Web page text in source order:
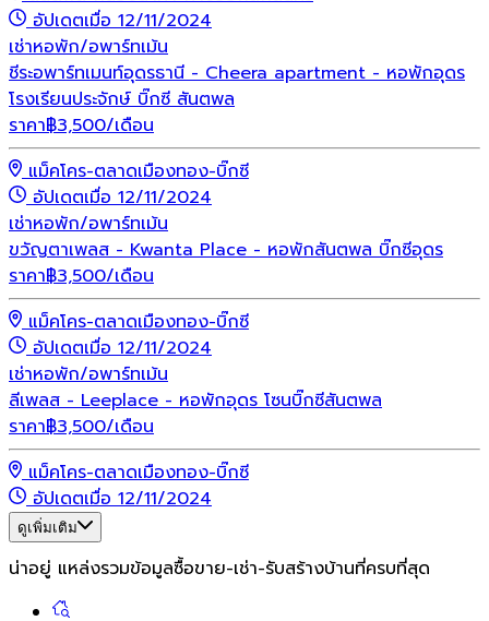
อัปเดตเมื่อ 12/11/2024
เช่าหอพัก/อพาร์ทเม้น
ชีระอพาร์ทเมนท์อุดรธานี - Cheera apartment - หอพักอุดร
โรงเรียนประจักษ์ บิ๊กซี สันตพล
ราคา฿3,500/เดือน
แม็คโคร-ตลาดเมืองทอง-บิ๊กซี
อัปเดตเมื่อ 12/11/2024
เช่าหอพัก/อพาร์ทเม้น
ขวัญตาเพลส - Kwanta Place - หอพักสันตพล บิ๊กซีอุดร
ราคา฿3,500/เดือน
แม็คโคร-ตลาดเมืองทอง-บิ๊กซี
อัปเดตเมื่อ 12/11/2024
เช่าหอพัก/อพาร์ทเม้น
ลีเพลส - Leeplace - หอพักอุดร โซนบิ๊กซีสันตพล
ราคา฿3,500/เดือน
แม็คโคร-ตลาดเมืองทอง-บิ๊กซี
อัปเดตเมื่อ 12/11/2024
ดูเพิ่มเติม
น่าอยู่ แหล่งรวมข้อมูลซื้อขาย-เช่า-รับสร้างบ้านที่ครบที่สุด